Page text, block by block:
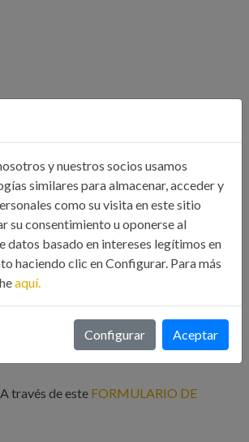
del asistente al curso.
tuberias
del ingreso bancario a
una vez le hayamos
A través de este FORMULARIO DE
y nuestros socios usamos
similares para almacenar, acceder y
como su visita en este sitio
su consentimiento u oponerse al
datos basado en intereses legítimos en
haciendo clic en Configurar. Para más
aquí.
Configurar Aceptar